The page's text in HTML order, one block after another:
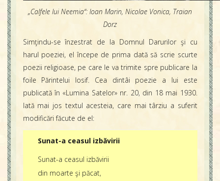
„Calfele lui Neemia“: Ioan Marin, Nicolae Vonica, Traian
Dorz
Simţindu-se înzestrat de la Domnul Darurilor şi cu
harul poeziei, el începe de prima dată să scrie scurte
poezii religioase, pe care le va trimite spre publicare la
foile Părintelui Iosif. Cea dintâi poezie a lui este
publicată în «Lumina Satelor» nr. 20, din 18 mai 1930.
Iată mai jos textul acesteia, care mai târziu a suferit
modificări făcute de el:
Sunat-a ceasul izbăvirii
Sunat-a ceasul izbăvirii
din moarte şi păcat,